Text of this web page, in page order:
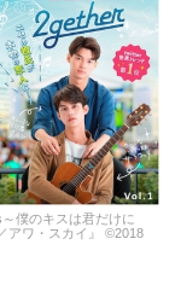
僕のキスは君だけに
アワ・スカイ』 ©︎2018